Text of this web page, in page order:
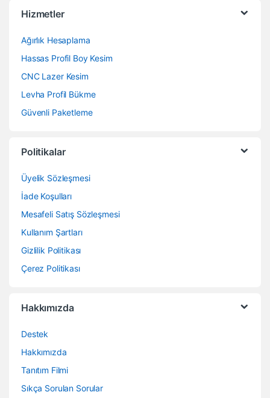
Hizmetler
Ağırlık Hesaplama
Hassas Profil Boy Kesim
CNC Lazer Kesim
Levha Profil Bükme
Güvenli Paketleme
Politikalar
Üyelik Sözleşmesi
İade Koşulları
Mesafeli Satış Sözleşmesi
Kullanım Şartları
Gizlilik Politikası
Çerez Politikası
Hakkımızda
Destek
Hakkımızda
Tanıtım Filmi
Sıkça Sorulan Sorular